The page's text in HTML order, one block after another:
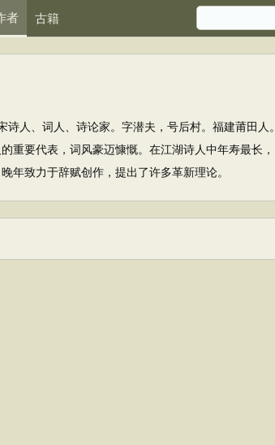
者 古籍
人、词人、诗论家。字潜夫，号后村。福建莆田人。
重要代表，词风豪迈慷慨。在江湖诗人中年寿最长，
年致力于辞赋创作，提出了许多革新理论。